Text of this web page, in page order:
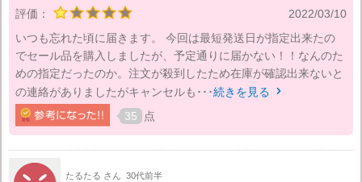
評価：
2022/03/10
いつも忘れた頃に届きます。 今回は最短発送日が指定出来たの
でセール品を購入しましたが、予定通りに届かない！！なんのた
めの指定だったのか。注文が殺到したため在庫が確認出来ないと
の連絡がありましたがキャンセルも･･･続きを見る 
35 点
たるたる さん 30代前半